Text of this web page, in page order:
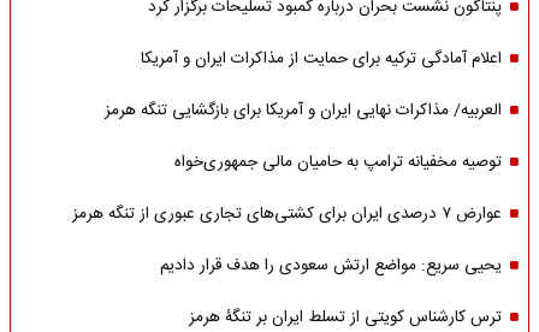
پنتاگون نشست بحران درباره کمبود تسلیحات برگزار کرد
اعلام آمادگی ترکیه برای حمایت از مذاکرات ایران و آمریکا
العربیه/ مذاکرات نهایی ایران و آمریکا برای بازگشایی تنگه هرمز
توصیه مخفیانه ترامپ به حامیان مالی جمهوری‌خواه
عوارض ۷ درصدی ایران برای کشتی‌های تجاری عبوری از تنگه هرمز
یحیی سریع: مواضع ارتش سعودی را هدف قرار دادیم
ترس کارشناس کویتی از تسلط ایران بر تنگۀ هرمز